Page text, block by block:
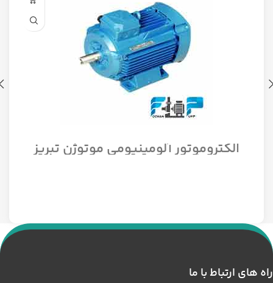
الکتروموتور آلومینیومی موتوژن تبریز
سه فاز مدل 1/12 اسب 1500 دور
راه های ارتباط با ما